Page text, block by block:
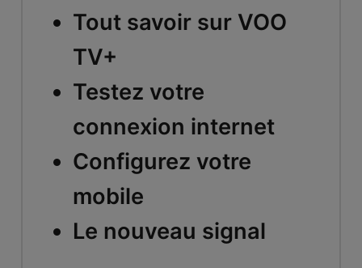
Tout savoir sur VOO
TV+
Testez votre
connexion internet
Configurez votre
mobile
Le nouveau signal